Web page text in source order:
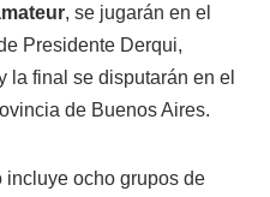
, se jugarán en el
Presidente Derqui,
la final se disputarán en el
de Buenos Aires.
incluye ocho grupos de